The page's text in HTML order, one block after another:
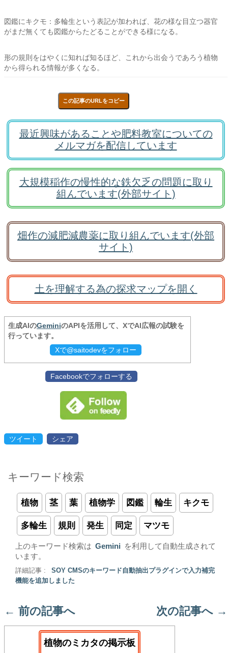
図鑑にキクモ：多輪生という表記が加われば、花の様な目立つ器官
がまだ無くても図鑑からたどることができる様になる。
形の規則をはやくに知れば知るほど、これから出会うであろう植物
から得られる情報が多くなる。
この記事のURLをコピー
最近興味があることや肥料教室についての
メルマガを配信しています
大規模稲作の慢性的な鉄欠乏の問題に取り
組んでいます(外部サイト)
畑作の減肥減農薬に取り組んでいます(外部
サイト)
土を理解する為の探求マップを開く
生成AIのGeminiのAPIを活用して、XでAI広報の試験を
行っています。
Xで@saitodevをフォロー
Facebookでフォローする
ツイート シェア
キーワード検索
植物 茎 葉 植物学 図鑑 輪生 キクモ
多輪生 規則 発生 同定 マツモ
上のキーワード検索は Gemini
を利用して自動生成されて
います。
詳細記事 :
SOY CMSのキーワード自動抽出プラグインで入力補完
機能を追加しました
← 前の記事へ 次の記事へ →
植物のミカタの掲示板